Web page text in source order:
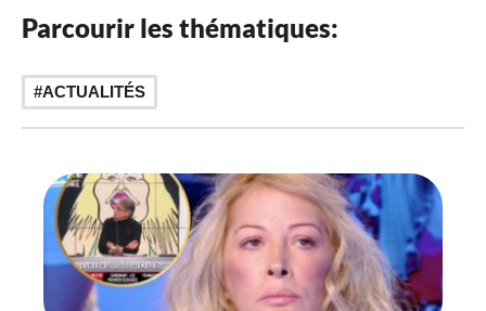
Parcourir les thématiques:
ACTUALITÉS